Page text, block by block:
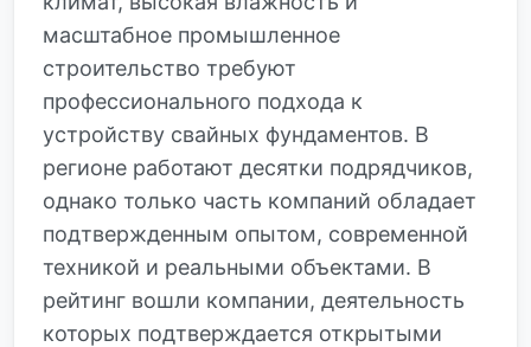
масштабное промышленное
строительство требуют
профессионального подхода к
устройству свайных фундаментов. В
регионе работают десятки подрядчиков,
однако только часть компаний обладает
подтвержденным опытом, современной
техникой и реальными объектами. В
рейтинг вошли компании, деятельность
которых подтверждается открытыми